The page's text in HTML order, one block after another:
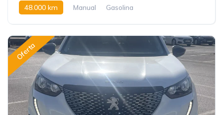
48.000 km Manual Gasolina
Oferta